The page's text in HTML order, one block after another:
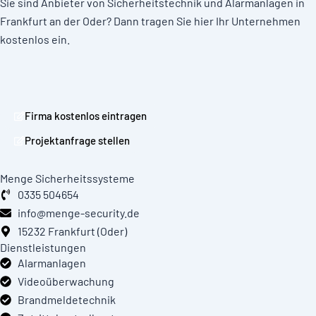
Frankfurt an der Oder? Dann tragen Sie hier Ihr Unternehmen
kostenlos ein
Firma kostenlos eintragen
Projektanfrage stellen
Menge Sicherheitssysteme
0335 504654
info@menge-security.de
15232 Frankfurt (Oder)
Dienstleistungen
Alarmanlagen
Videoüberwachung
Brandmeldetechnik